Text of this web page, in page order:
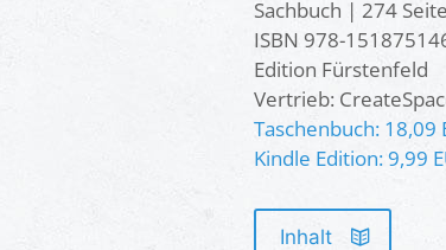
Sachbuch | 274
ISBN 978-
Edition Fürstenfeld
Vertrieb:
Taschenbuch: 18,09
Kindle Edition: 9,99
Inhalt